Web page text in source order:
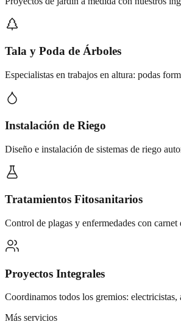
Tala y Poda de Árboles
Especialistas en trabajos en altura: podas
Instalación de Riego
Diseño e instalación de sistemas de riego
Tratamientos Fitosanitarios
Control de plagas y enfermedades con
Proyectos Integrales
Coordinamos todos los gremios:
Más servicios